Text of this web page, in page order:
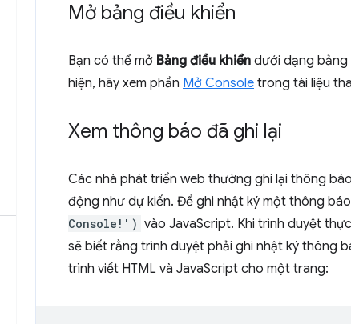
Mở bảng điều khiển
Bạn có thể mở Bảng điều khiển dưới dạng bảng
hiện, hãy xem phần Mở Console trong tài liệu
Xem thông báo đã ghi lại
Các nhà phát triển web thường ghi lại thông
động như dự kiến. Để ghi nhật ký một thông
Console!') vào JavaScript. Khi trình duyệt
sẽ biết rằng trình duyệt phải ghi nhật ký thông
trình viết HTML và JavaScript cho một trang: